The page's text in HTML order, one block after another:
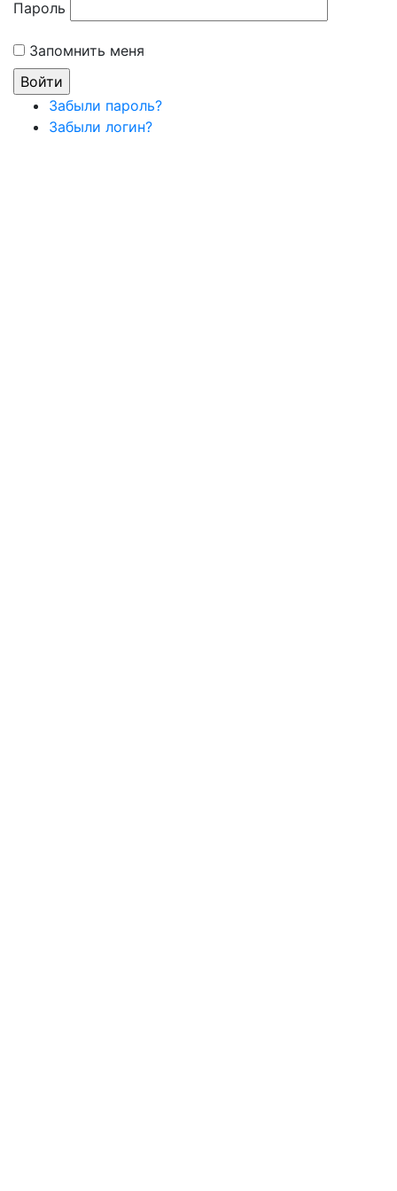
Пароль
Запомнить меня
Забыли пароль?
Забыли логин?